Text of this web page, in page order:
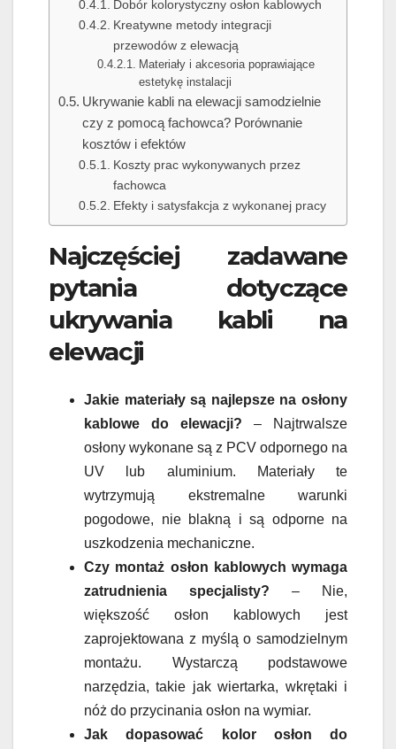
Dobór kolorystyczny osłon kablowych
Kreatywne metody integracji
przewodów z elewacją
Materiały i akcesoria poprawiające
estetykę instalacji
Ukrywanie kabli na elewacji samodzielnie
czy z pomocą fachowca? Porównanie
kosztów i efektów
Koszty prac wykonywanych przez
fachowca
Efekty i satysfakcja z wykonanej pracy
Najczęściej zadawane
pytania dotyczące
ukrywania kabli na
elewacji
Jakie materiały są najlepsze na osłony
kablowe do elewacji? – Najtrwalsze
osłony wykonane są z PCV odpornego na
UV lub aluminium. Materiały te
wytrzymują ekstremalne warunki
pogodowe, nie blakną i są odporne na
uszkodzenia mechaniczne.
Czy montaż osłon kablowych wymaga
zatrudnienia specjalisty? – Nie,
większość osłon kablowych jest
zaprojektowana z myślą o samodzielnym
montażu. Wystarczą podstawowe
narzędzia, takie jak wiertarka, wkrętaki i
nóż do przycinania osłon na wymiar.
Jak dopasować kolor osłon do